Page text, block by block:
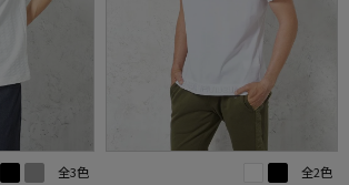
全3色 全2色